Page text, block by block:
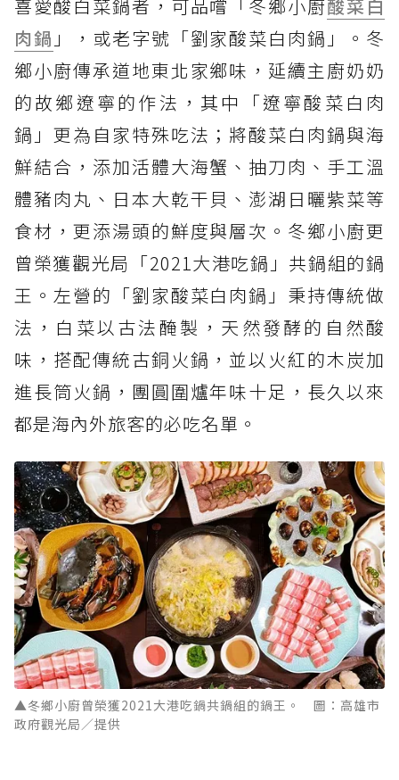
喜愛酸白菜鍋者，可品嚐「冬鄉小廚酸菜白
肉鍋 」，或老字號「劉家酸菜白肉鍋」。冬
鄉小廚傳承道地東北家鄉味，延續主廚奶奶
的故鄉遼寧的作法，其中「遼寧酸菜白肉
鍋」更為自家特殊吃法；將酸菜白肉鍋與海
鮮結合，添加活體大海蟹、抽刀肉、手工溫
體豬肉丸、日本大乾干貝、澎湖日曬紫菜等
食材，更添湯頭的鮮度與層次。冬鄉小廚更
曾榮獲觀光局「2021大港吃鍋」共鍋組的鍋
王。左營的「劉家酸菜白肉鍋」秉持傳統做
法，白菜以古法醃製，天然發酵的自然酸
味，搭配傳統古銅火鍋，並以火紅的木炭加
進長筒火鍋，團圓圍爐年味十足，長久以來
都是海內外旅客的必吃名單。
▲冬鄉小廚曾榮獲2021大港吃鍋共鍋組的鍋王。 圖：高雄市
政府觀光局／提供